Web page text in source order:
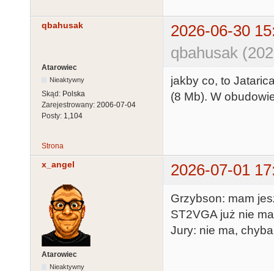
qbahusak
2026-06-30
qbahusak
Atarowiec
Nieaktywny
Skąd: Polska
Zarejestrowany: 2006-07-04
Posty: 1,104
jakby co, to
(8 Mb). W
Strona
x_angel 2026-07-01
Atarowiec
Nieaktywny
Grzybson: mam
ST2VGA już nie
Jury: nie ma,